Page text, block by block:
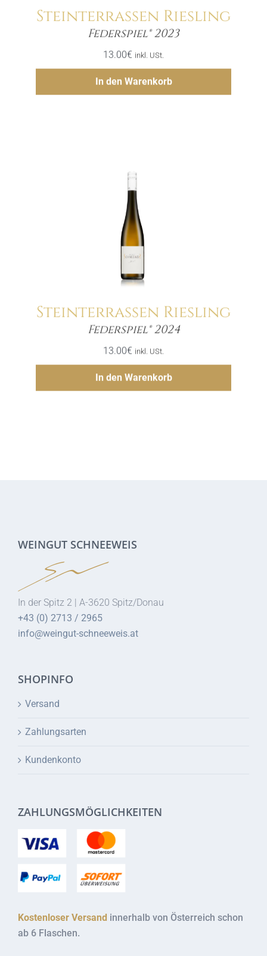
Steinterrassen Riesling
Federspiel® 2023
13.00€ inkl. USt.
In den Warenkorb
Menge
Hinzufügen
Steinterrassen Riesling
Federspiel® 2024
13.00€ inkl. USt.
In den Warenkorb
Menge
Hinzufügen
WEINGUT SCHNEEWEIS
In der Spitz 2 | A-3620 Spitz/Donau
+43 (0) 2713 / 2965
info@weingut-schneeweis.at
SHOPINFO
Versand
Zahlungsarten
Kundenkonto
ZAHLUNGSMÖGLICHKEITEN
Kostenloser Versand innerhalb von Österreich schon
ab 6 Flaschen.